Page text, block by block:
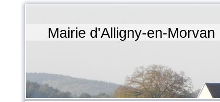
Mairie d'Alligny-en-Morvan